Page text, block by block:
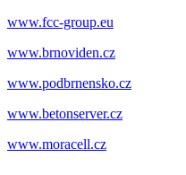
www.fcc-group.eu
www.brnoviden.cz
www.podbrnensko.cz
www.betonserver.cz
www.moracell.cz